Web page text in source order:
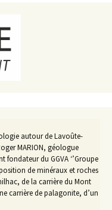
autour de Lavoûte-
MARION, géologue
fondateur du GGVA ‘’Groupe
de minéraux et roches
de la carrière du Mont
carrière de palagonite, d’un